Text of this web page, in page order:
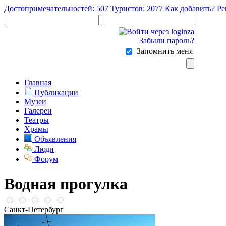
Достопримечательностей: 507 Туристов: 2077 Как добавить?
Забыли пароль?
Запомнить меня
Главная
Публикации
Музеи
Галереи
Театры
Храмы
Объявления
Люди
Форум
Водная прогулка
Санкт-Петербург